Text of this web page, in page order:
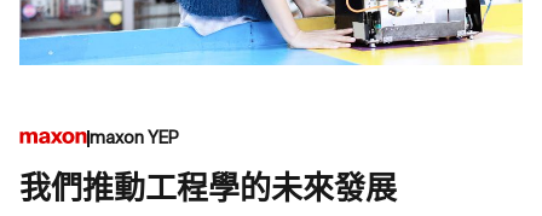
maxon YEP
我們推動工程學的未來發展